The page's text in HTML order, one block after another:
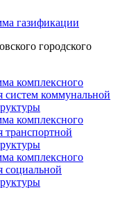
газификации
городского
комплексного
систем коммунальной
комплексного
транспортной
комплексного
социальной